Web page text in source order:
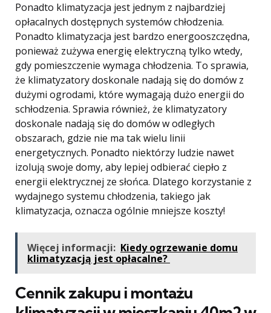
Ponadto klimatyzacja jest jednym z najbardziej
opłacalnych dostępnych systemów chłodzenia.
Ponadto klimatyzacja jest bardzo energooszczędna,
ponieważ zużywa energię elektryczną tylko wtedy,
gdy pomieszczenie wymaga chłodzenia. To sprawia,
że ​​klimatyzatory doskonale nadają się do domów z
dużymi ogrodami, które wymagają dużo energii do
schłodzenia. Sprawia również, że klimatyzatory
doskonale nadają się do domów w odległych
obszarach, gdzie nie ma tak wielu linii
energetycznych. Ponadto niektórzy ludzie nawet
izolują swoje domy, aby lepiej odbierać ciepło z
energii elektrycznej ze słońca. Dlatego korzystanie z
wydajnego systemu chłodzenia, takiego jak
klimatyzacja, oznacza ogólnie mniejsze koszty!
Więcej informacji: Kiedy ogrzewanie domu
klimatyzacją jest opłacalne?
Cennik zakupu i montażu